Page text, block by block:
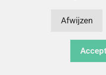
© Copyright 2026 –
Afwijzen